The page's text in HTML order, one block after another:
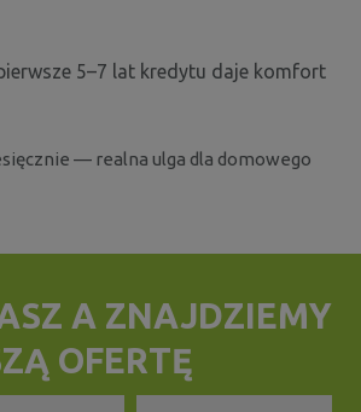
5–7 lat kredytu daje komfort
— realna ulga dla domowego
A ZNAJDZIEMY
OFERTĘ